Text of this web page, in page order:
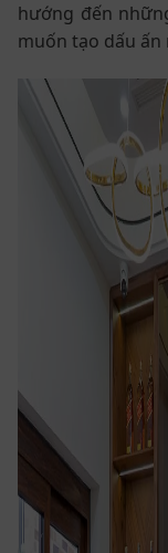
hướng đến
muốn tạo dấu